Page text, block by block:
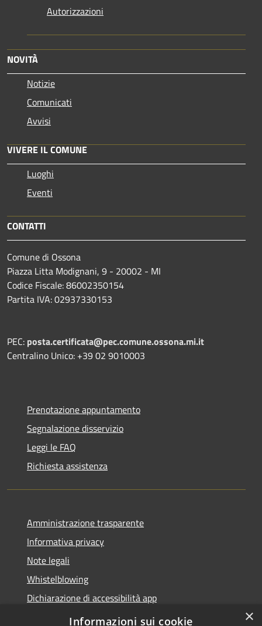
Autorizzazioni
NOVITÀ
Notizie
Comunicati
Avvisi
VIVERE IL COMUNE
Luoghi
Eventi
CONTATTI
Comune di Ossona
Piazza Litta Modignani, 9 - 20002 - MI
Codice Fiscale: 86002350154
Partita IVA: 02937330153
PEC: posta.certificata@pec.comune.ossona.mi.it
Centralino Unico: +39 02 9010003
Prenotazione appuntamento
Segnalazione disservizio
Leggi le FAQ
Richiesta assistenza
Amministrazione trasparente
Informativa privacy
Note legali
Whistelblowing
Dichiarazione di accessibilità app
Dichiarazione di accessibilità sito
×
Informazioni sui cookie